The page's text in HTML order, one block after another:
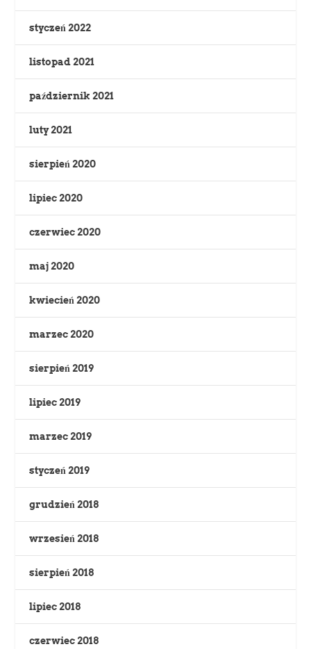
styczeń 2022
listopad 2021
październik 2021
luty 2021
sierpień 2020
lipiec 2020
czerwiec 2020
maj 2020
kwiecień 2020
marzec 2020
sierpień 2019
lipiec 2019
marzec 2019
styczeń 2019
grudzień 2018
wrzesień 2018
sierpień 2018
lipiec 2018
czerwiec 2018